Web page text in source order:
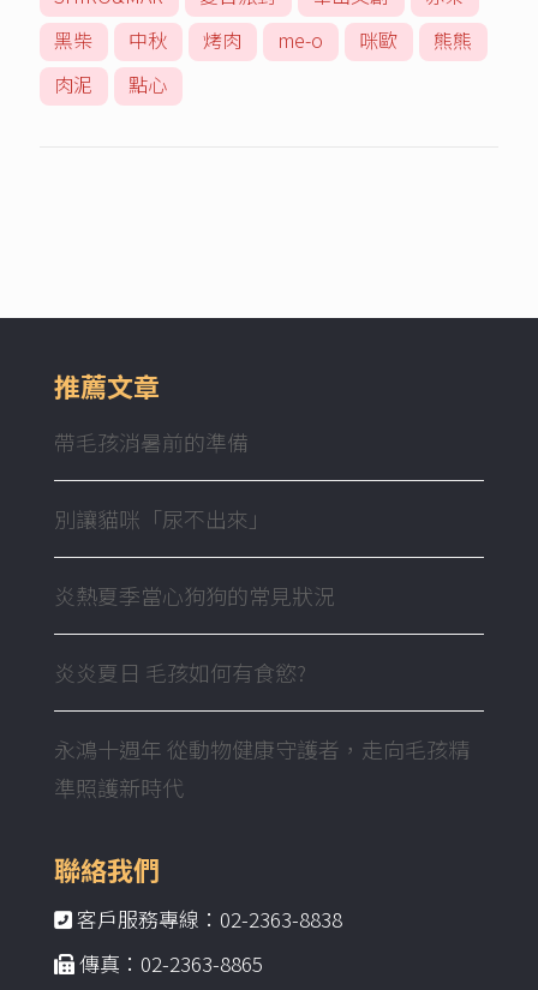
黑柴
中秋 烤肉 me-o 咪歐
熊熊
肉泥
點心
推薦文章
帶毛孩消暑前的準備
別讓貓咪「尿不出來」
炎熱夏季當心狗狗的常見狀況
炎炎夏日 毛孩如何有食慾?
永鴻十週年 從動物健康守護者，走向毛孩精
準照護新時代
聯絡我們
客戶服務專線：02-2363-8838
傳真：02-2363-8865